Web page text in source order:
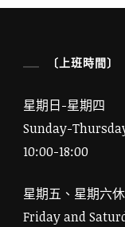
〔上班時間〕
星期日-星期四
Sunday-
10:00-18:00
星期五、星期六
Friday and